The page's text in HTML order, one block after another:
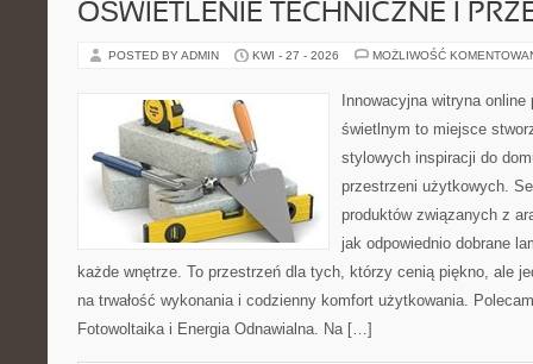
OŚWIETLENIE TECHNICZNE I
POSTED BY ADMIN KWI - 27 - 2026 MOŻLIWOŚĆ
Innowacyjna witryna
świetlnym to miejsce
stylowych inspiracji do
przestrzeni użytkowych.
produktów związanych z
jak odpowiednio dobrane
każde wnętrze. To przestrzeń dla tych, którzy cenią piękno, ale
na trwałość wykonania i codzienny komfort użytkowania.
Fotowoltaika i Energia Odnawialna. Na […]